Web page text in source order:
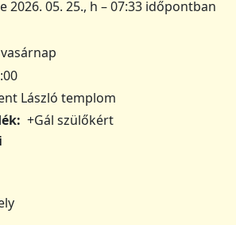
2026. 05. 25., h – 07:33 időpontban
László templom
+Gál szülőkért